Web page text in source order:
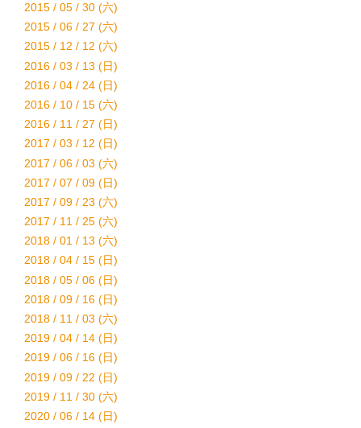
2015 / 05 / 30 (六)
2015 / 06 / 27 (六)
2015 / 12 / 12 (六)
2016 / 03 / 13 (日)
2016 / 04 / 24 (日)
2016 / 10 / 15 (六)
2016 / 11 / 27 (日)
2017 / 03 / 12 (日)
2017 / 06 / 03 (六)
2017 / 07 / 09 (日)
2017 / 09 / 23 (六)
2017 / 11 / 25 (六)
2018 / 01 / 13 (六)
2018 / 04 / 15 (日)
2018 / 05 / 06 (日)
2018 / 09 / 16 (日)
2018 / 11 / 03 (六)
2019 / 04 / 14 (日)
2019 / 06 / 16 (日)
2019 / 09 / 22 (日)
2019 / 11 / 30 (六)
2020 / 06 / 14 (日)